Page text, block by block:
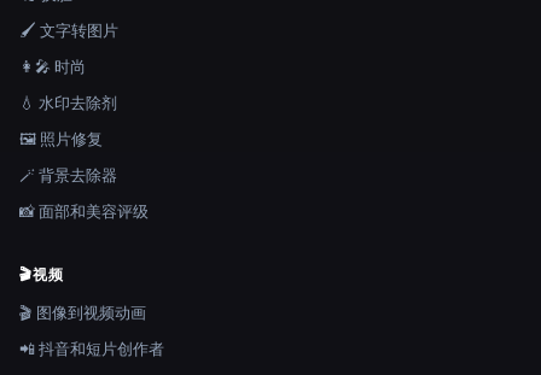
🖌️ 文字转图片
👩‍🎤 时尚
💧 水印去除剂
🖼️ 照片修复
🪄 背景去除器
📸 面部和美容评级
🎬视频
🎬 图像到视频动画
📲 抖音和短片创作者